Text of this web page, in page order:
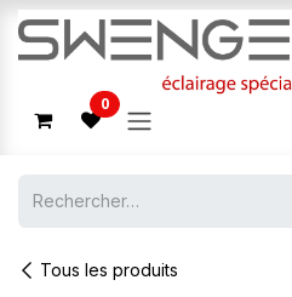
Se rendre au contenu
0
Tous les produits